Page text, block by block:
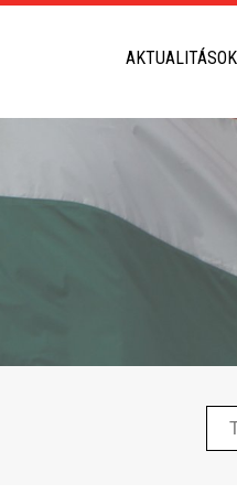
AKTUALITÁSOK
neve